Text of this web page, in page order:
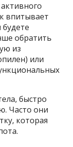
впитывает
будете
обратить
из
или
быстро
Часто они
которая